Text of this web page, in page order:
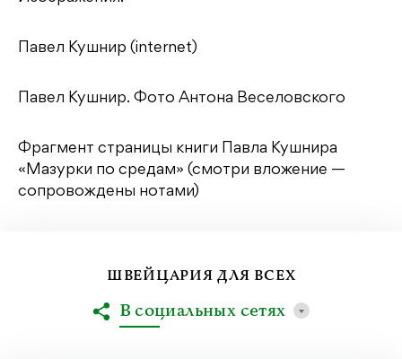
Павел Кушнир (internet)
Павел Кушнир. Фото Антона Веселовского
Фрагмент страницы книги Павла Кушнира
«Мазурки по средам» (смотри вложение —
сопровождены нотами)
ШВЕЙЦАРИЯ ДЛЯ ВСЕХ
В социальных сетях